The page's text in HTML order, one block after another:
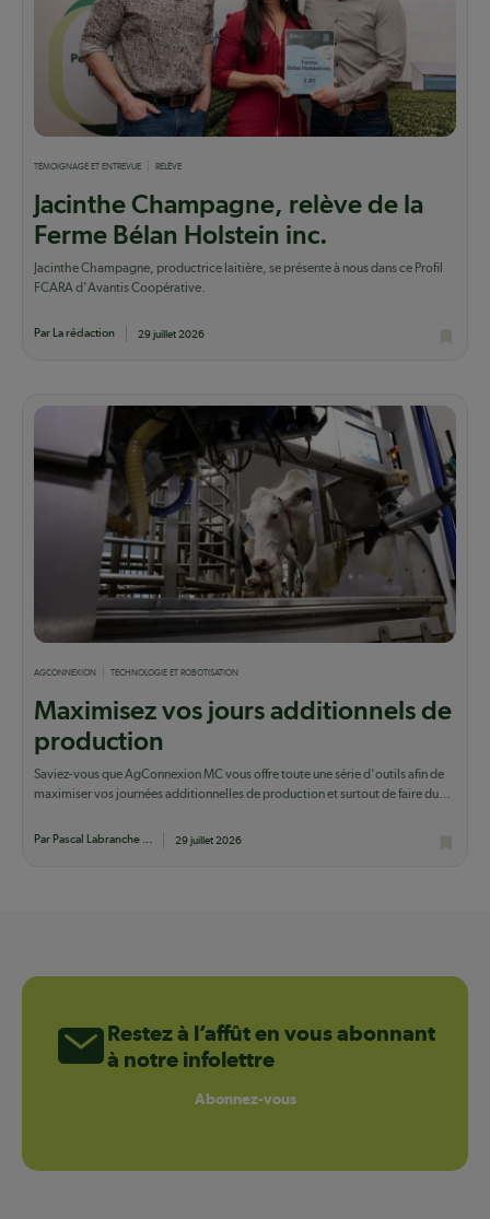
TÉMOIGNAGE ET ENTREVUE RELÈVE
Jacinthe Champagne, relève de la
Ferme Bélan Holstein inc.
Jacinthe Champagne, productrice laitière, se présente à nous dans ce Profil
FCARA d'Avantis Coopérative.
Par La rédaction 29 juillet 2026
AGCONNEXION TECHNOLOGIE ET ROBOTISATION
Maximisez vos jours additionnels de
production
Saviez-vous que AgConnexion MC vous offre toute une série d'outils afin de
maximiser vos journées additionnelles de production et surtout de faire du
Par Pascal Labranche ... 29 juillet 2026
Restez à l’affût en vous abonnant
à notre infolettre
Abonnez-vous